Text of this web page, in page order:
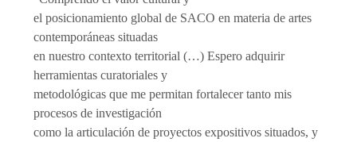
el posicionamiento global de SACO en materia de artes
contemporáneas situadas
en nuestro contexto territorial (…) Espero adquirir
herramientas curatoriales y
metodológicas que me permitan fortalecer tanto mis
procesos de investigación
como la articulación de proyectos expositivos situados, y